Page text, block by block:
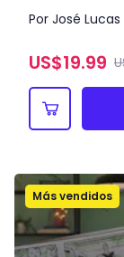
Por José
US$19.99
Más vendidos